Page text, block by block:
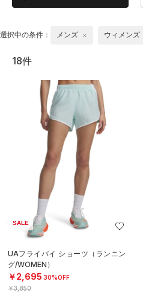
選択中の条件： メンズ ウィメンズ
18件
SALE
UAフライバイ ショーツ（ランニン
グ/WOMEN）
￥2,695 30%OFF
￥3,850